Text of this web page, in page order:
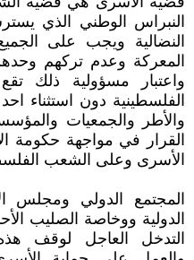
النبراس الوطني الذي
النضالية ويجب على
المعركة وعدم تركهم
واعتبار مسؤولية ذلك
الفلسطينية دون استثناء
والأطر والجمعيات
القرار في مواجهة حكومة
الأسرى وعلى الشعب
المجتمع الدولي ومجلس
الدولية ووخاصة الصليب
التدخل العاجل لوقف